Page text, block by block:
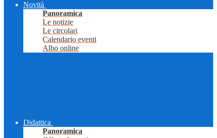
Novità
Panoramica
Le notizie
Le circolari
Calendario eventi
Albo online
Didattica
Panoramica